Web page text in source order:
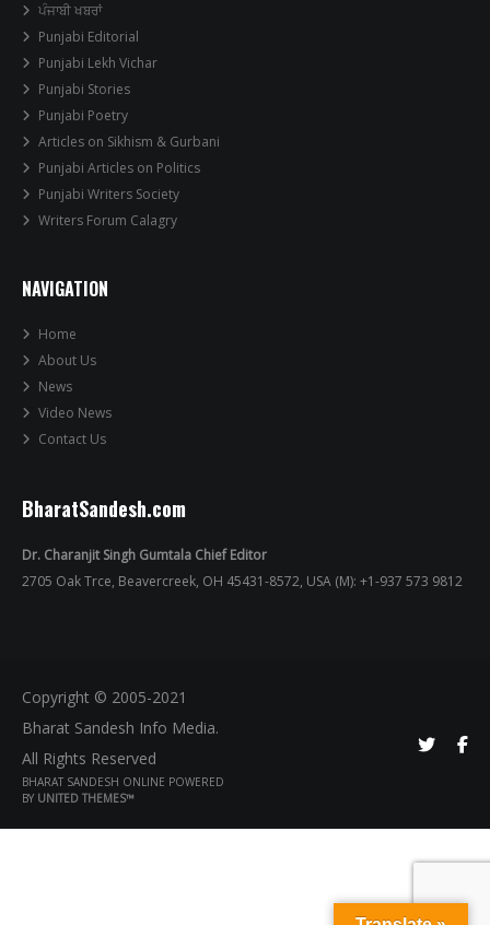
ਪੰਜਾਬੀ ਖਬਰਾਂ
Punjabi Editorial
Punjabi Lekh Vichar
Punjabi Stories
Punjabi Poetry
Articles on Sikhism & Gurbani
Punjabi Articles on Politics
Punjabi Writers Society
Writers Forum Calagry
NAVIGATION
Home
About Us
News
Video News
Contact Us
BharatSandesh.com
Dr. Charanjit Singh Gumtala Chief Editor
2705 Oak Trce, Beavercreek, OH 45431-8572, USA (M): +1-937 573 9812
Copyright © 2005-2021
Bharat Sandesh Info Media.
All Rights Reserved
BHARAT SANDESH ONLINE POWERED
BY UNITED THEMES™